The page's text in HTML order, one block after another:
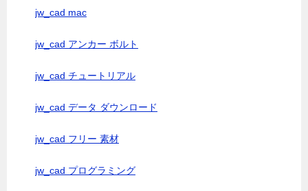
jw_cad mac
jw_cad アンカー ボルト
jw_cad チュートリアル
jw_cad データ ダウンロード
jw_cad フリー 素材
jw_cad プログラミング